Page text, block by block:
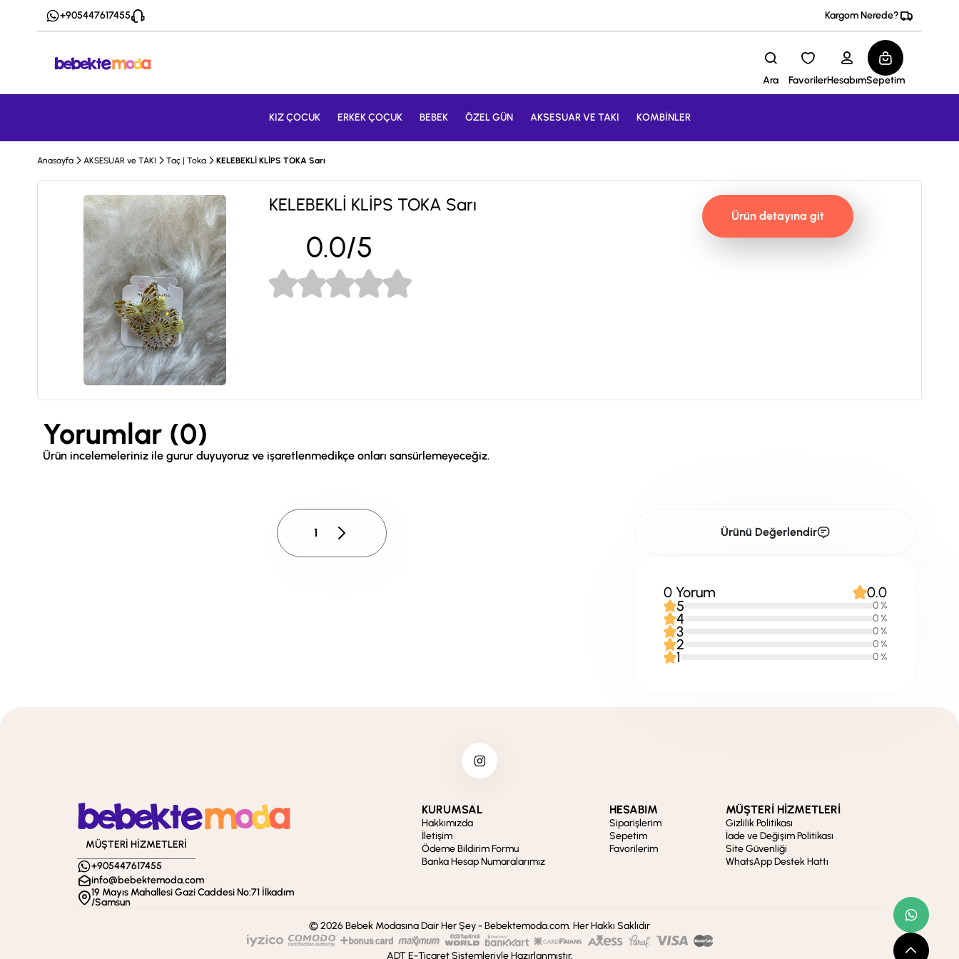
+905447617455 Kargom Nerede?
Ara FavorilerHesabımSepetim
KIZ ÇOCUK ERKEK ÇOÇUK BEBEK ÖZEL GÜN AKSESUAR VE TAKI KOMBİNLER
Anasayfa AKSESUAR ve TAKI Taç | Toka KELEBEKLİ KLİPS TOKA Sarı
KELEBEKLİ KLİPS TOKA Sarı
0.0/5
Ürün detayına git
Yorumlar (0)
Ürün incelemeleriniz ile gurur duyuyoruz ve işaretlenmedikçe onları sansürlemeyeceğiz.
1 Ürünü Değerlendir
0 Yorum 0.0
5 0 %
4 0 %
3 0 %
2 0 %
1 0 %
MÜŞTERİ HİZMETLERİ
+905447617455
info@bebektemoda.com
19 Mayıs Mahallesi Gazi Caddesi No:71 İlkadım
/Samsun
KURUMSAL
Hakkımızda
İletişim
Ödeme Bildirim Formu
Banka Hesap Numaralarımız
HESABIM
Siparişlerim
Sepetim
Favorilerim
MÜŞTERİ HİZMETLERİ
Gizlilik Politikası
İade ve Değişim Politikası
Site Güvenliği
WhatsApp Destek Hattı
© 2026 Bebek Modasına Dair Her Şey - Bebektemoda.com. Her Hakkı Saklıdır
ADT E-Ticaret Sistemleriyle Hazırlanmıştır.